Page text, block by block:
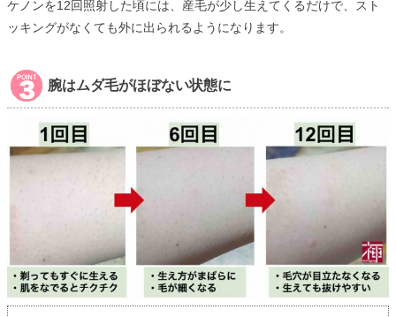
ケノンを12回照射した頃には、産毛が少し生えてくるだけで、スト
ッキングがなくても外に出られるようになります。
腕はムダ毛がほぼない状態に